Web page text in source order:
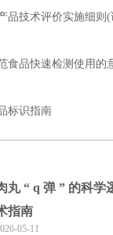
品技术评价实施细则
食品快速检测使用的
标识指南
丸 “ q 弹 ” 的科学
指南
05-11